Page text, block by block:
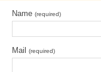
Name (required)
Mail (required)